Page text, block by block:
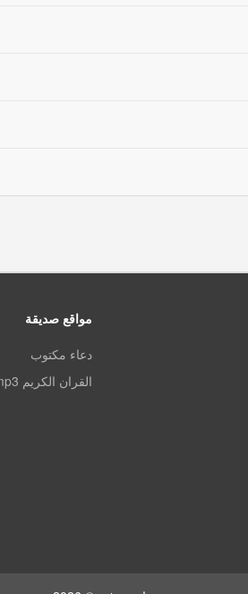
مواقع صديقة
دعاء مكتوب
القران الكريم mp3